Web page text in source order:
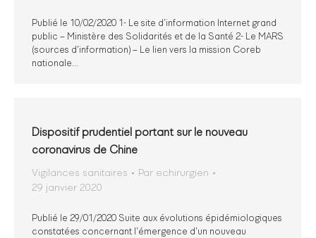
Publié le 10/02/2020 1- Le site d’information Internet grand
public – Ministère des Solidarités et de la Santé 2- Le MARS
(sources d’information) – Le lien vers la mission Coreb
nationale…
Dispositif prudentiel portant sur le nouveau
coronavirus de Chine
Vigilances sanitaires Par echirurgien
29 janvier 2020
Publié le 29/01/2020 Suite aux évolutions épidémiologiques
constatées concernant l’émergence d’un nouveau